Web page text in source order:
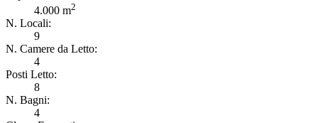
4.000 m2
N. Locali:
9
N. Camere da Letto:
4
Posti Letto:
8
N. Bagni:
4